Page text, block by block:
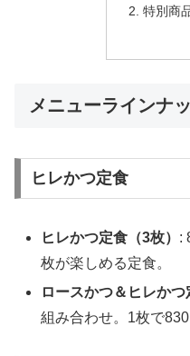
特別商
メニューラインナ
ヒレかつ定食
ヒレかつ定食（3枚） :
枚が楽しめる定食。
ロースかつ＆ヒレかつ
組み合わせ。1枚で